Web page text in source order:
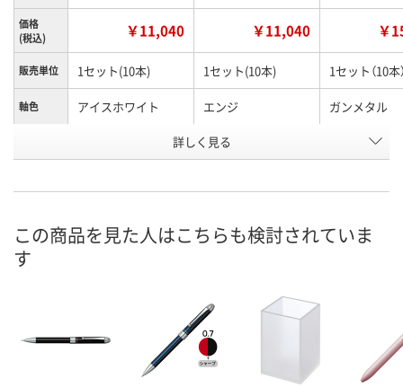
価格
(税込)
￥11,040 ￥11,040 ￥
販売単位 1セット(10本) 1セット(10本) 1セット（10本
軸色 アイスホワイト エンジ ガンメタル
P164891 P165860
カゴへ
詳しく見る
この商品を見た人はこちらも検討されていま
す